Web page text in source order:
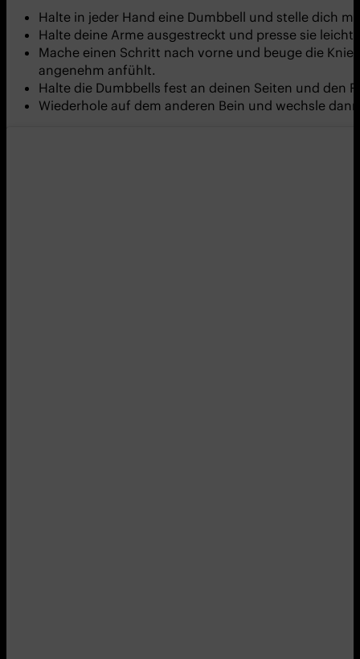
Halte in jeder Hand eine Dumbbell und stelle dich
Halte deine Arme ausgestreckt und presse sie
Mache einen Schritt nach vorne und beuge die
angenehm anfühlt.
Halte die Dumbbells fest an deinen Seiten und den
Wiederhole auf dem anderen Bein und wechsle